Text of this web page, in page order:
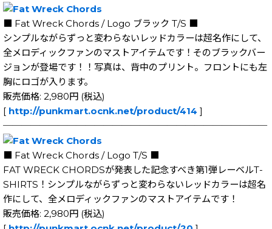
■ Fat Wreck Chords / Logo ブラック T/S ■
シンプルながらずっと変わらないレッドカラーは超名作にして、
全メロディックファンのマストアイテムです！そのブラックバー
ジョンが登場です！！写真は、背中のプリント。フロントにも左
胸にロゴが入ります。
販売価格: 2,980円 (税込)
[ http://punkmart.ocnk.net/product/414 ]
─────────────────────────────
■ Fat Wreck Chords / Logo T/S ■
FAT WRECK CHORDSが発表した記念すべき第1弾レーベルT-
SHIRTS！シンプルながらずっと変わらないレッドカラーは超名
作にして、全メロディックファンのマストアイテムです！
販売価格: 2,980円 (税込)